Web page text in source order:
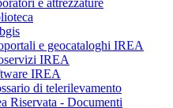
e attrezzature
e geocataloghi IREA
IREA
IREA
di telerilevamento
Riservata - Documenti